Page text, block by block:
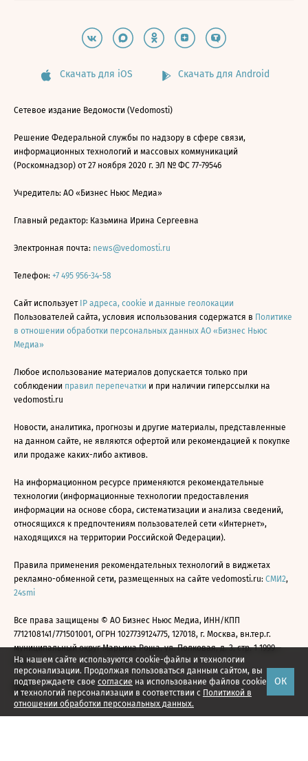
На нашем сайте используются cookie-файлы и технологии
персонализации. Продолжая пользоваться данным сайтом, вы
подтверждаете свое согласие на использование файлов cookie
и технологий персонализации в соответствии с Политикой в
отношении обработки персональных данных.
ОК
Скачать для iOS Скачать для Android
Сетевое издание Ведомости (Vedomosti)
Решение Федеральной службы по надзору в сфере связи,
информационных технологий и массовых коммуникаций
(Роскомнадзор) от 27 ноября 2020 г. ЭЛ № ФС 77-79546
Учредитель: АО «Бизнес Ньюс Медиа»
Главный редактор: Казьмина Ирина Сергеевна
Электронная почта: news@vedomosti.ru
Телефон: +7 495 956-34-58
Сайт использует IP адреса, cookie и данные геолокации
Пользователей сайта, условия использования содержатся в Политике
в отношении обработки персональных данных АО «Бизнес Ньюс
Медиа»
Любое использование материалов допускается только при
соблюдении правил перепечатки и при наличии гиперссылки на
vedomosti.ru
Новости, аналитика, прогнозы и другие материалы, представленные
на данном сайте, не являются офертой или рекомендацией к покупке
или продаже каких-либо активов.
На информационном ресурсе применяются рекомендательные
технологии (информационные технологии предоставления
информации на основе сбора, систематизации и анализа сведений,
относящихся к предпочтениям пользователей сети «Интернет»,
находящихся на территории Российской Федерации).
Правила применения рекомендательных технологий в виджетах
рекламно-обменной сети, размещенных на сайте vedomosti.ru: СМИ2,
24smi
Все права защищены © АО Бизнес Ньюс Медиа, ИНН/КПП
7712108141/771501001, ОГРН 1027739124775, 127018, г. Москва, вн.тер.г.
муниципальный округ Марьина Роща, ул. Полковая, д. 3, стр. 1 1999—
2026